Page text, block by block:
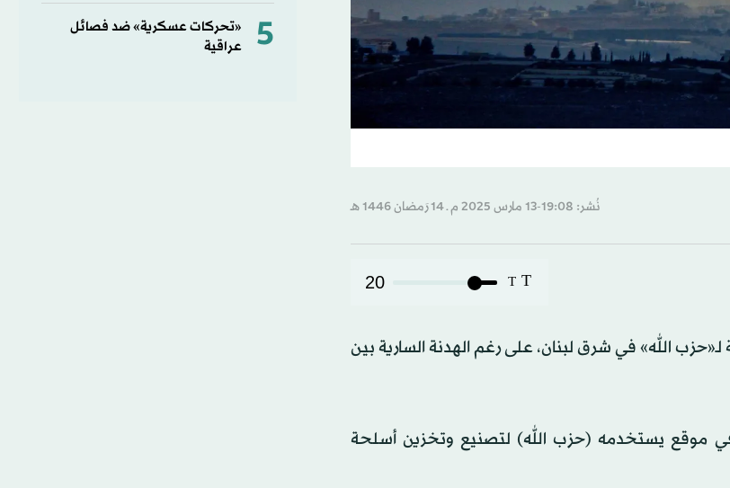
نُشر: 19:08-13 مارس 2025 م ـ 14 رَمضان 1446 هـ
T
T
20
الله» في شرق لبنان، على رغم الهدنة السارية بين
موقع يستخدمه (حزب الله) لتصنيع وتخزين أسلحة
5
«تحركات عسكرية» ضد فصائل
عراقية